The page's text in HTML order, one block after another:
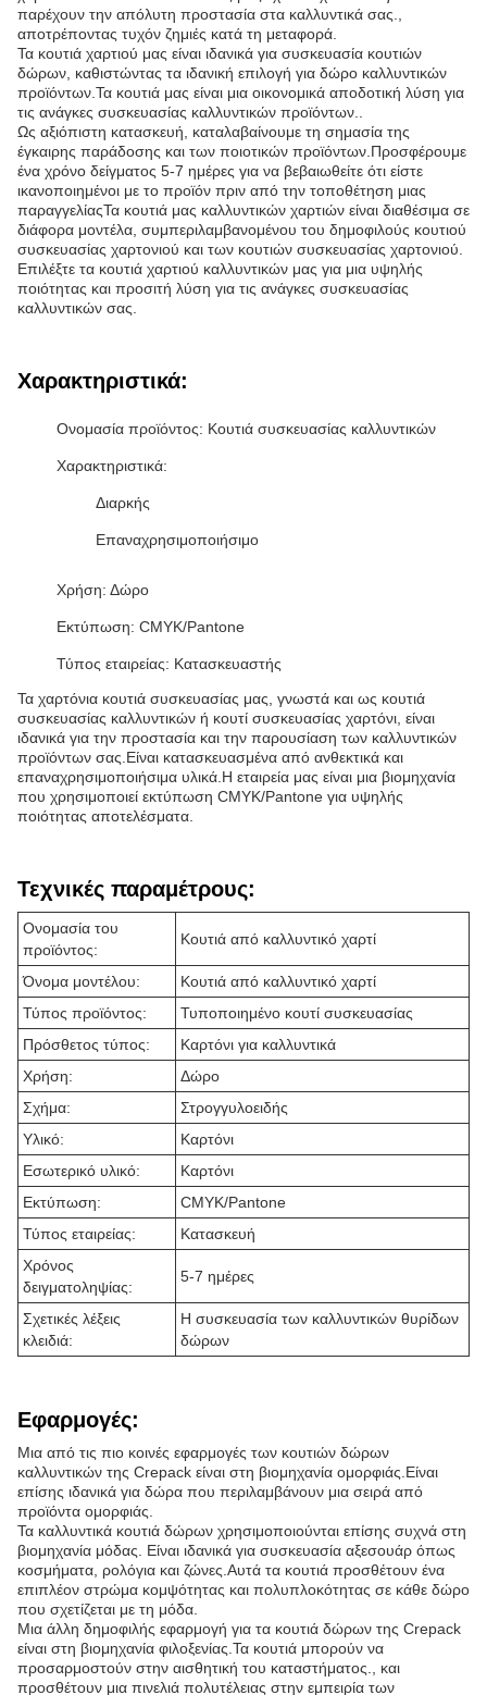
παρέχουν την απόλυτη προστασία στα καλλυντικά σας.,
αποτρέποντας τυχόν ζημιές κατά τη μεταφορά.
Τα κουτιά χαρτιού μας είναι ιδανικά για συσκευασία κουτιών
δώρων, καθιστώντας τα ιδανική επιλογή για δώρο καλλυντικών
προϊόντων.Τα κουτιά μας είναι μια οικονομικά αποδοτική λύση για
τις ανάγκες συσκευασίας καλλυντικών προϊόντων..
Ως αξιόπιστη κατασκευή, καταλαβαίνουμε τη σημασία της
έγκαιρης παράδοσης και των ποιοτικών προϊόντων.Προσφέρουμε
ένα χρόνο δείγματος 5-7 ημέρες για να βεβαιωθείτε ότι είστε
ικανοποιημένοι με το προϊόν πριν από την τοποθέτηση μιας
παραγγελίαςΤα κουτιά μας καλλυντικών χαρτιών είναι διαθέσιμα σε
διάφορα μοντέλα, συμπεριλαμβανομένου του δημοφιλούς κουτιού
συσκευασίας χαρτονιού και των κουτιών συσκευασίας χαρτονιού.
Επιλέξτε τα κουτιά χαρτιού καλλυντικών μας για μια υψηλής
ποιότητας και προσιτή λύση για τις ανάγκες συσκευασίας
καλλυντικών σας.
Χαρακτηριστικά:
Ονομασία προϊόντος: Κουτιά συσκευασίας καλλυντικών
Χαρακτηριστικά:
Διαρκής
Επαναχρησιμοποιήσιμο
Χρήση: Δώρο
Εκτύπωση: CMYK/Pantone
Τύπος εταιρείας: Κατασκευαστής
Τα χαρτόνια κουτιά συσκευασίας μας, γνωστά και ως κουτιά
συσκευασίας καλλυντικών ή κουτί συσκευασίας χαρτόνι, είναι
ιδανικά για την προστασία και την παρουσίαση των καλλυντικών
προϊόντων σας.Είναι κατασκευασμένα από ανθεκτικά και
επαναχρησιμοποιήσιμα υλικά.Η εταιρεία μας είναι μια βιομηχανία
που χρησιμοποιεί εκτύπωση CMYK/Pantone για υψηλής
ποιότητας αποτελέσματα.
Τεχνικές παραμέτρους:
Ονομασία του
προϊόντος:
Κουτιά από καλλυντικό χαρτί
Όνομα μοντέλου:
Κουτιά από καλλυντικό χαρτί
Τύπος προϊόντος:
Τυποποιημένο κουτί συσκευασίας
Πρόσθετος τύπος:
Καρτόνι για καλλυντικά
Χρήση:
Δώρο
Σχήμα:
Στρογγυλοειδής
Υλικό:
Καρτόνι
Εσωτερικό υλικό:
Καρτόνι
Εκτύπωση:
CMYK/Pantone
Τύπος εταιρείας:
Κατασκευή
Χρόνος
δειγματοληψίας:
5-7 ημέρες
Σχετικές λέξεις
κλειδιά:
Η συσκευασία των καλλυντικών θυρίδων
δώρων
Εφαρμογές:
Μια από τις πιο κοινές εφαρμογές των κουτιών δώρων
καλλυντικών της Crepack είναι στη βιομηχανία ομορφιάς.Είναι
επίσης ιδανικά για δώρα που περιλαμβάνουν μια σειρά από
προϊόντα ομορφιάς.
Τα καλλυντικά κουτιά δώρων χρησιμοποιούνται επίσης συχνά στη
βιομηχανία μόδας. Είναι ιδανικά για συσκευασία αξεσουάρ όπως
κοσμήματα, ρολόγια και ζώνες.Αυτά τα κουτιά προσθέτουν ένα
επιπλέον στρώμα κομψότητας και πολυπλοκότητας σε κάθε δώρο
που σχετίζεται με τη μόδα.
Μια άλλη δημοφιλής εφαρμογή για τα κουτιά δώρων της Crepack
είναι στη βιομηχανία φιλοξενίας.Τα κουτιά μπορούν να
προσαρμοστούν στην αισθητική του καταστήματος., και
προσθέτουν μια πινελιά πολυτέλειας στην εμπειρία των